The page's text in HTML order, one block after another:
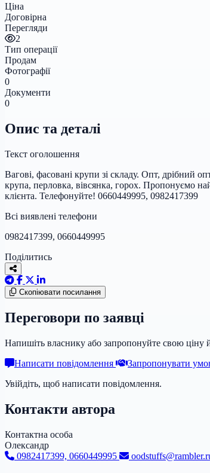
Ціна
Договірна
Перегляди
2
Тип операції
Продам
Фотографії
0
Документи
0
Опис та деталі
Текст оголошення
Вагові, фасовані крупи зі складу. Опт, дрібний
крупа, перловка, вівсянка, горох. Пропонуємо
клієнта. Телефонуйте! 0660449995, 0982417399
Всі виявлені телефони
0982417399, 0660449995
Поділитись
Скопіювати посилання
Переговори по заявці
Напишіть власнику або запропонуйте свою ціну
Написати повідомлення
Запропонувати
Увійдіть, щоб написати повідомлення.
Контакти автора
Контактна особа
Олександр
0982417399, 0660449995